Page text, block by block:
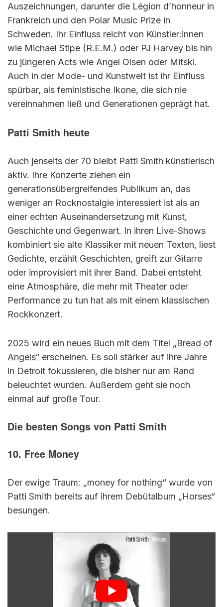
Auszeichnungen, darunter die Légion d’honneur in
Frankreich und den Polar Music Prize in
Schweden. Ihr Einfluss reicht von Künstler:innen
wie Michael Stipe (R.E.M.) oder PJ Harvey bis hin
zu jüngeren Acts wie Angel Olsen oder Mitski.
Auch in der Mode- und Kunstwelt ist ihr Einfluss
spürbar, als feministische Ikone, die sich nie
vereinnahmen ließ und Generationen geprägt hat.
Patti Smith heute
Auch jenseits der 70 bleibt Patti Smith künstlerisch
aktiv. Ihre Konzerte ziehen ein
generationsübergreifendes Publikum an, das
weniger an Rocknostalgie interessiert ist als an
einer echten Auseinandersetzung mit Kunst,
Geschichte und Gegenwart. In ihren Live-Shows
kombiniert sie alte Klassiker mit neuen Texten, liest
Gedichte, erzählt Geschichten, greift zur Gitarre
oder improvisiert mit ihrer Band. Dabei entsteht
eine Atmosphäre, die mehr mit Theater oder
Performance zu tun hat als mit einem klassischen
Rockkonzert.
2025 wird ein neues Buch mit dem Titel „Bread of
Angels“ erscheinen. Es soll stärker auf ihre Jahre
in Detroit fokussieren, die bisher nur am Rand
beleuchtet wurden. Außerdem geht sie noch
einmal auf große Tour.
Die besten Songs von Patti Smith
10. Free Money
Der ewige Traum: „money for nothing“ wurde von
Patti Smith bereits auf ihrem Debütalbum „Horses“
besungen.